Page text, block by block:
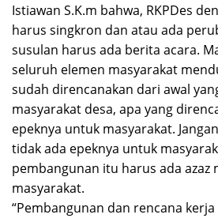
Istiawan S.K.m bahwa, RKPDes
harus singkron dan atau ada
susulan harus ada berita acara.
seluruh elemen masyarakat
sudah direncanakan dari awal
masyarakat desa, apa yang
epeknya untuk masyarakat.
tidak ada epeknya untuk
pembangunan itu harus ada azaz
masyarakat.
“Pembangunan dan rencana